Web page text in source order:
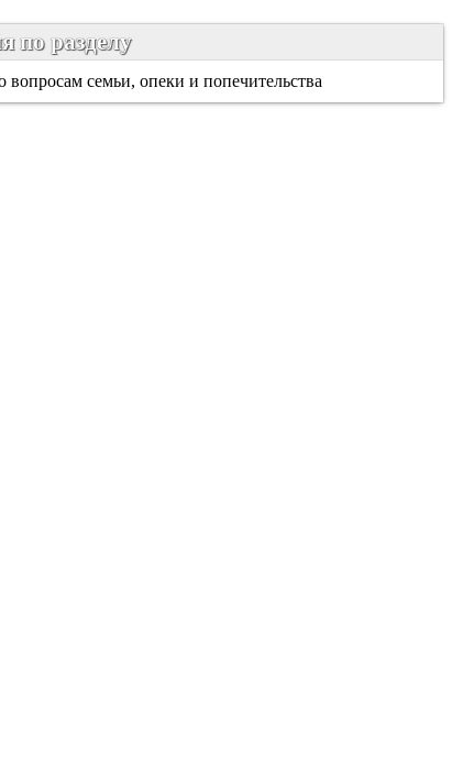
по разделу
вопросам семьи, опеки и попечительства